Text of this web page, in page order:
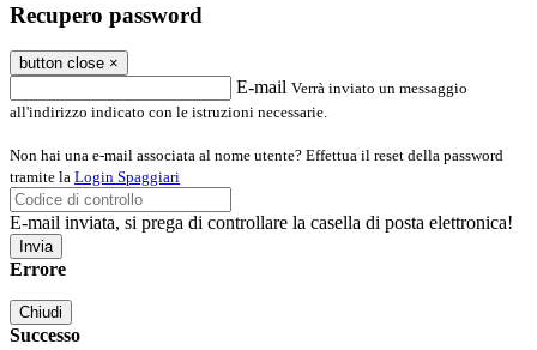
Recupero password
button close ×
E-mail Verrà inviato un messaggio
all'indirizzo indicato con le istruzioni necessarie.
Non hai una e-mail associata al nome utente? Effettua il reset della password
tramite la Login Spaggiari
E-mail inviata, si prega di controllare la casella di posta elettronica!
Errore
Chiudi
Successo